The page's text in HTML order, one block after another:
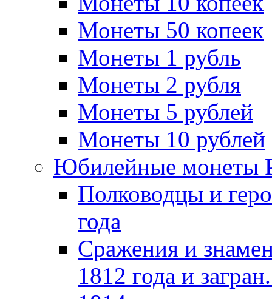
Монеты 50 копеек
Монеты 1 рубль
Монеты 2 рубля
Монеты 5 рублей
Монеты 10 рублей
Юбилейные монеты
Полководцы и
года
Сражения и
1812 года и